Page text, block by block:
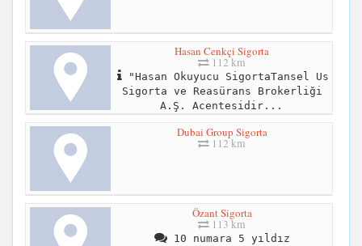
Hasan Cenkçi Sigorta
112 km
"Hasan Okuyucu SigortaTansel Us
Sigorta ve Reasürans Brokerliği
A.Ş. Acentesidir...
Dubai Group Sigorta
112 km
Özant Sigorta
113 km
10 numara 5 yıldız